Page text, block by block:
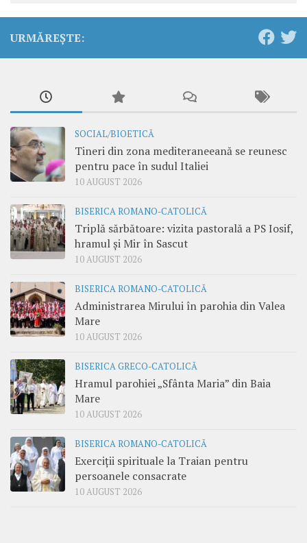
URMĂREȘTE:
SOCIAL/BIOETICĂ
Tineri din zona mediteraneeană se reunesc
pentru pace în sudul Italiei
10 AUGUST 2026
BISERICA ROMANO-CATOLICĂ
Triplă sărbătoare: vizita pastorală a PS Iosif,
hramul și Mir în Sascut
10 AUGUST 2026
BISERICA ROMANO-CATOLICĂ
Administrarea Mirului în parohia din Valea
Mare
10 AUGUST 2026
BISERICA GRECO-CATOLICĂ
Hramul parohiei „Sfânta Maria” din Baia
Mare
10 AUGUST 2026
BISERICA ROMANO-CATOLICĂ
Exerciții spirituale la Traian pentru
persoanele consacrate
10 AUGUST 2026